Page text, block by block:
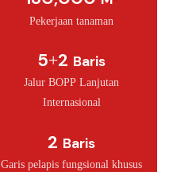
Pekerjaan tanaman
5+2 Baris
Jalur BOPP Lanjutan
Internasional
2 Baris
Garis pelapis fungsional khusus